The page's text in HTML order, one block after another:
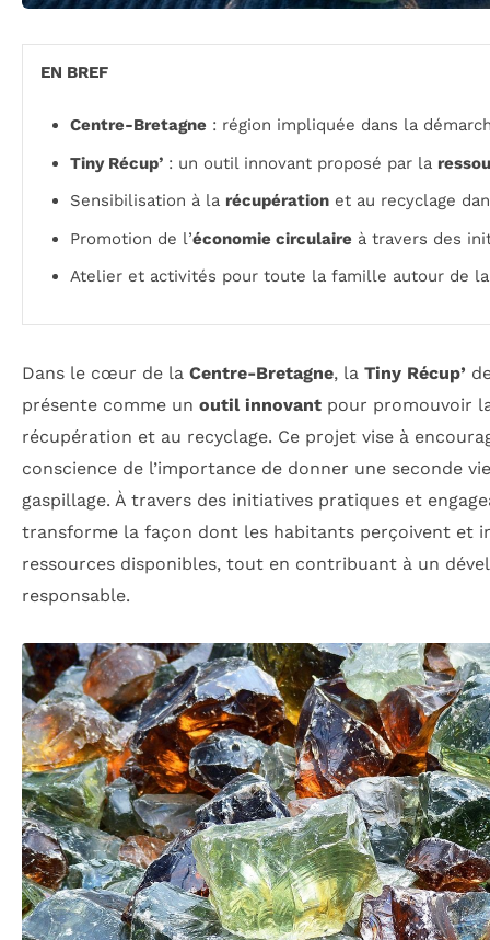
EN BREF
Centre-Bretagne : région impliquée dans la
Tiny Récup’ : un outil innovant proposé par la
Sensibilisation à la récupération et au recyclage
Promotion de l’économie circulaire à travers des
Atelier et activités pour toute la famille autour de
Dans le cœur de la Centre-Bretagne, la Tiny Récup’
présente comme un outil innovant pour promouvoir
récupération et au recyclage. Ce projet vise à
conscience de l’importance de donner une seconde
gaspillage. À travers des initiatives pratiques et
transforme la façon dont les habitants perçoivent et
ressources disponibles, tout en contribuant à un
responsable.